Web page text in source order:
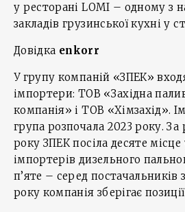
у ресторані LOMI – одному з
закладів грузинської кухні у
Довідка enkorr
У групу компаній «ЗПЕК»
імпортери: ТОВ «Західна
компанія» і ТОВ «Хімзахід».
група розпочала 2023 року. За
року ЗПЕК посіла десяте
імпортерів дизельного
п’яте – серед постачальників
року компанія зберігає